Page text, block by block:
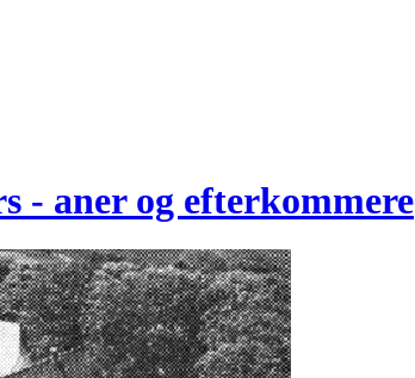
- aner og efterkommere